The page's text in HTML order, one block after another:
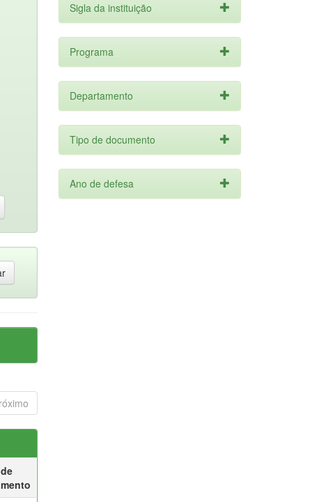
Sigla da instituição
Programa
Departamento
Tipo de documento
Ano de defesa